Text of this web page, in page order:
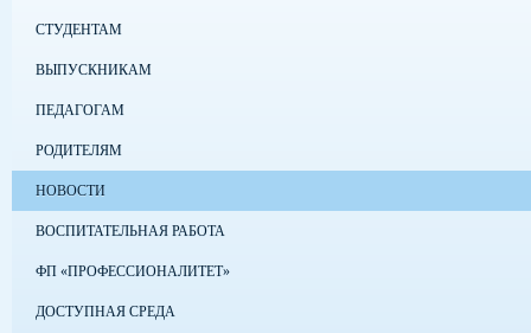
СТУДЕНТАМ
ВЫПУСКНИКАМ
ПЕДАГОГАМ
РОДИТЕЛЯМ
НОВОСТИ
ВОСПИТАТЕЛЬНАЯ РАБОТА
ФП «ПРОФЕССИОНАЛИТЕТ»
ДОСТУПНАЯ СРЕДА